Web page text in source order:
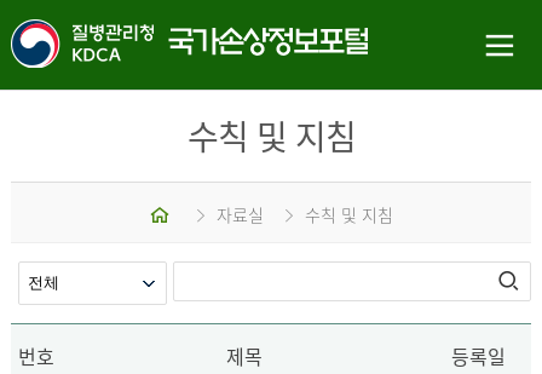
수칙 및 지침
자료실 수칙 및 지침
번호 제목 등록일